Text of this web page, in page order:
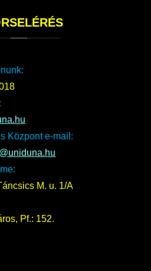
Központ e-mail:
M. u. 1/A
Pf.: 152.